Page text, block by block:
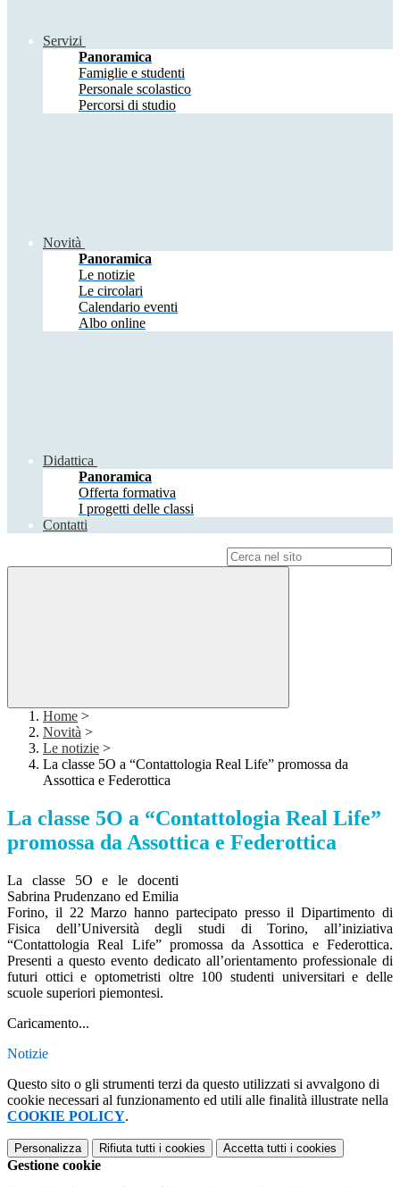
Servizi
Panoramica
Famiglie e studenti
Personale scolastico
Percorsi di studio
Novità
Panoramica
Le notizie
Le circolari
Calendario eventi
Albo online
Didattica
Panoramica
Offerta formativa
I progetti delle classi
Contatti
Home >
Novità >
Le notizie >
La classe 5O a “Contattologia Real Life” promossa da
Assottica e Federottica
La classe 5O a “Contattologia Real Life”
promossa da Assottica e Federottica
La classe 5O e le docenti
Sabrina Prudenzano ed Emilia
Forino, il 22 Marzo hanno partecipato presso il Dipartimento di
Fisica dell’Università degli studi di Torino, all’iniziativa
“Contattologia Real Life” promossa da Assottica e Federottica.
Presenti a questo evento dedicato all’orientamento professionale di
futuri ottici e optometristi oltre 100 studenti universitari e delle
scuole superiori piemontesi.
Caricamento...
Notizie
Questo sito o gli strumenti terzi da questo utilizzati si avvalgono di
cookie necessari al funzionamento ed utili alle finalità illustrate nella
COOKIE POLICY.
Personalizza Rifiuta tutti i cookies Accetta tutti i cookies
Gestione cookie